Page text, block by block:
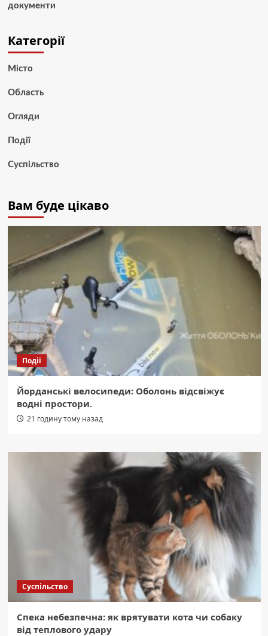
документи
Категорії
Місто
Область
Огляди
Події
Суспільство
Вам буде цікаво
Події
Йорданські велосипеди: Оболонь відсвіжує
водні простори.
21 годину тому назад
Суспільство
Спека небезпечна: як врятувати кота чи собаку
від теплового удару